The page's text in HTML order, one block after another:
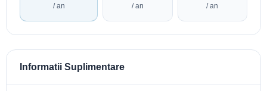
/ an / an / an
Informatii Suplimentare